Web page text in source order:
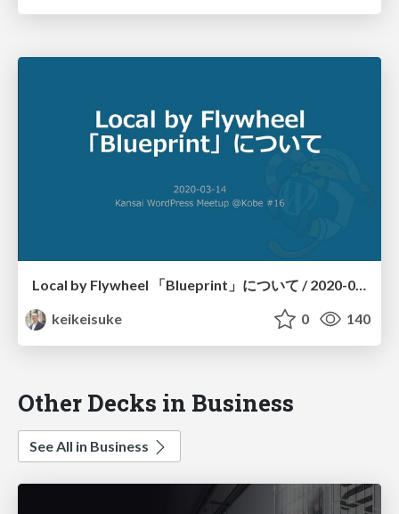
Local by Flywheel 「Blueprint」について / 2020-03-14 Kansai WordPress Meetup @Kobe #16 session 1
keikeisuke
0 140
Other Decks in Business
See All in Business